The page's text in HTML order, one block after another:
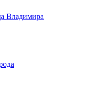
Владимира